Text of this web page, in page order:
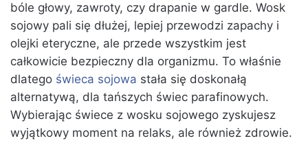
bóle głowy, zawroty, czy drapanie w gardle. Wosk
sojowy pali się dłużej, lepiej przewodzi zapachy i
olejki eteryczne, ale przede wszystkim jest
całkowicie bezpieczny dla organizmu. To właśnie
dlatego świeca sojowa stała się doskonałą
alternatywą, dla tańszych świec parafinowych.
Wybierając świece z wosku sojowego zyskujesz
wyjątkowy moment na relaks, ale również zdrowie.